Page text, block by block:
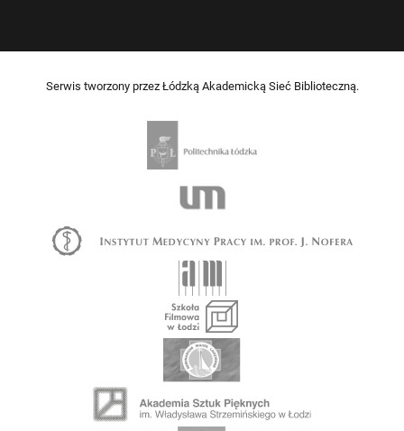
Serwis tworzony przez Łódzką Akademicką Sieć Biblioteczną.